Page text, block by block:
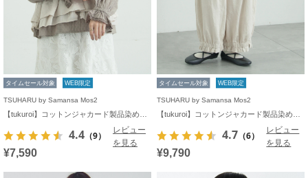
タイムセール対象 WEB限定
TSUHARU by Samansa Mos2
4.4 （9）
レビュー
を見る
¥7,590
タイムセール対象 WEB限定
TSUHARU by Samansa Mos2
4.7 （6）
レビュー
を見る
¥9,790